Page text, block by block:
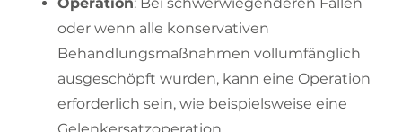
oder wenn alle konservativen
Behandlungsmaßnahmen vollumfänglich
ausgeschöpft wurden, kann eine Operation
erforderlich sein, wie beispielsweise eine